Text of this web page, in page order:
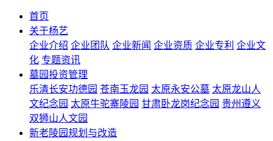
首页
关于杨艺
企业介绍 企业团队 企业新闻 企业资质 企业专利 企业文
化 专题资讯
墓园投资管理
乐清长安功德园 苍南玉龙园 太原永安公墓 太原龙山人
文纪念园 太原牛驼寨陵园 甘肃卧龙岗纪念园 贵州遵义
双狮山人文园
新老陵园规划与改造